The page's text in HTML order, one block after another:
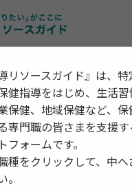
リソースガイド』は、特
健指導をはじめ、生活習
保健、地域保健など、保
専門職の皆さまを支援す
フォームです。
種をクリックして、中へ
。